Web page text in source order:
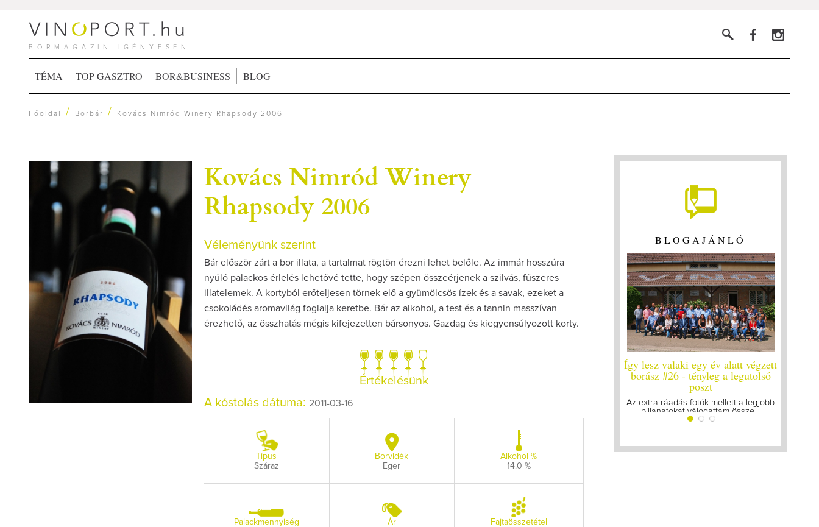
BORMAGAZIN IGÉNYESEN
TÉMA TOP GASZTRO BOR&BUSINESS BLOG
Főoldal / Borbár / Kovács Nimród Winery Rhapsody 2006
Kovács Nimród Winery
Rhapsody 2006
Véleményünk szerint
Bár először zárt a bor illata, a tartalmat rögtön érezni lehet belőle. Az immár hosszúra
nyúló palackos érlelés lehetővé tette, hogy szépen összeérjenek a szilvás, fűszeres
illatelemek. A kortyból erőteljesen törnek elő a gyümölcsös ízek és a savak, ezeket a
csokoládés aromavilág foglalja keretbe. Bár az alkohol, a test és a tannin masszívan
érezhető, az összhatás mégis kifejezetten bársonyos. Gazdag és kiegyensúlyozott korty.
Értékelésünk
A kóstolás dátuma: 2011-03-16
Típus
Száraz
Borvidék
Eger
Alkohol %
14.0 %
Palackmennyiség
Ár
Fajtaösszetétel
BLOGAJÁNLÓ
Így lesz valaki egy év alatt végzett
borász #26 - tényleg a legutolsó
poszt
Az extra ráadás fotók mellett a legjobb
pillanatokat válogattam össze...
Így lesz